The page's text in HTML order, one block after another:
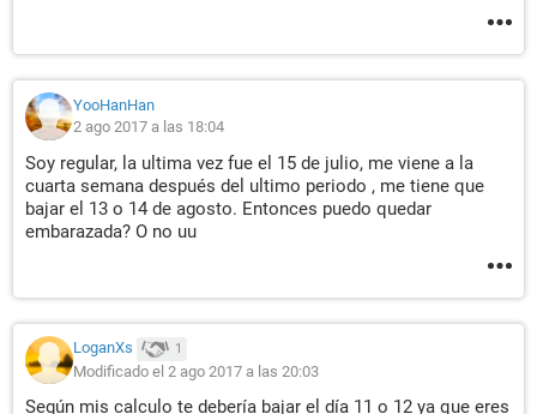
YooHanHan
2 ago 2017 a las 18:04
Soy regular, la ultima vez fue el 15 de julio, me viene a la
cuarta semana después del ultimo periodo , me tiene que
bajar el 13 o 14 de agosto. Entonces puedo quedar
embarazada? O no uu
LoganXs 1
Modificado el 2 ago 2017 a las 20:03
Según mis calculo te debería bajar el día 11 o 12 ya que eres